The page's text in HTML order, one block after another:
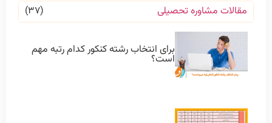
مقالات مشاوره تحصیلی
(۳۷)
برای انتخاب رشته کنکور کدام رتبه مهم
است؟